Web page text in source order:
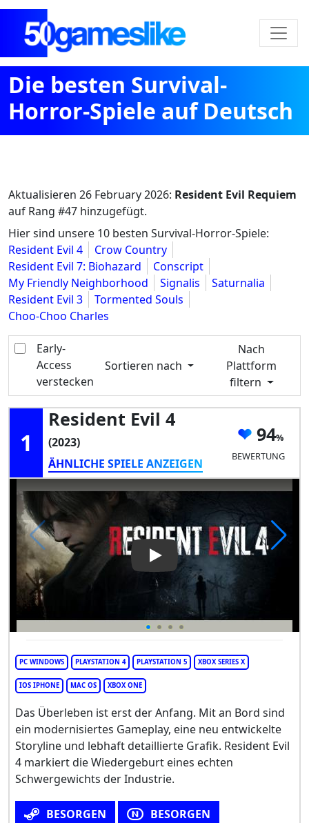
Die besten Survival-
Horror-Spiele auf Deutsch
Aktualisieren 26 February 2026: Resident Evil Requiem
auf Rang #47 hinzugefügt.
Hier sind unsere 10 besten Survival-Horror-Spiele:
Resident Evil 4
Crow Country
Resident Evil 7: Biohazard
Conscript
My Friendly Neighborhood
Signalis
Saturnalia
Resident Evil 3
Tormented Souls
Choo-Choo Charles
Early-
Access
verstecken
Sortieren nach
Nach
Plattform
filtern
1
Resident Evil 4
(2023)
ÄHNLICHE SPIELE ANZEIGEN
94
BEWERTUNG
Play Video: Resident Evil 4
PC WINDOWS PLAYSTATION 4 PLAYSTATION 5 XBOX SERIES X
IOS IPHONE MAC OS XBOX ONE
Das Überleben ist erst der Anfang. Mit an Bord sind
ein modernisiertes Gameplay, eine neu entwickelte
Storyline und lebhaft detaillierte Grafik. Resident Evil
4 markiert die Wiedergeburt eines echten
Schwergewichts der Industrie.
BESORGEN
BESORGEN